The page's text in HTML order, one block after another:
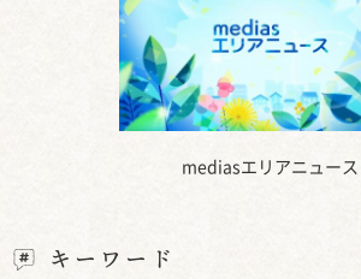
mediasエリアニュース
キーワード